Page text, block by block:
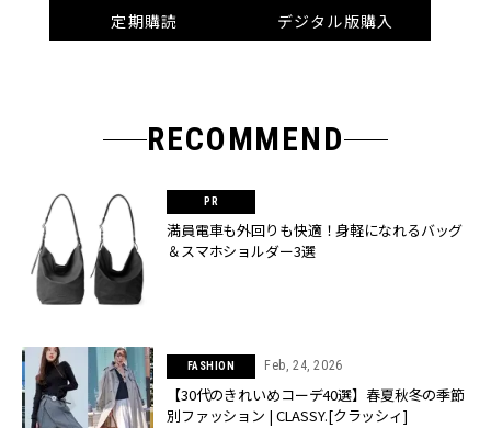
定期購読
デジタル版購入
RECOMMEND
満員電車も外回りも快適！身軽になれるバッグ
＆スマホショルダー3選
FASHION Feb, 24, 2026
【30代のきれいめコーデ40選】春夏秋冬の季節
別ファッション | CLASSY.[クラッシィ]